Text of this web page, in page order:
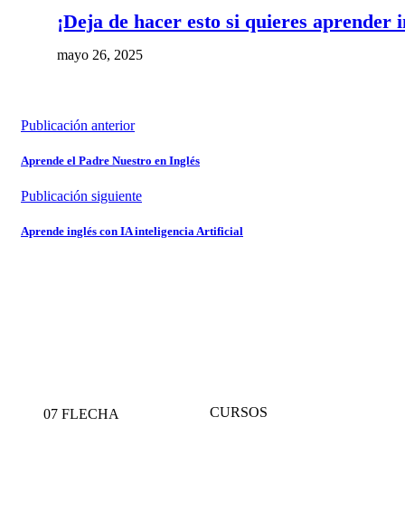
¡Deja de hacer esto si quieres aprender
mayo 26, 2025
Publicación anterior
Aprende el Padre Nuestro en Inglés
Publicación siguiente
Aprende inglés con IA inteligencia Artificial
07 FLECHA CURSOS